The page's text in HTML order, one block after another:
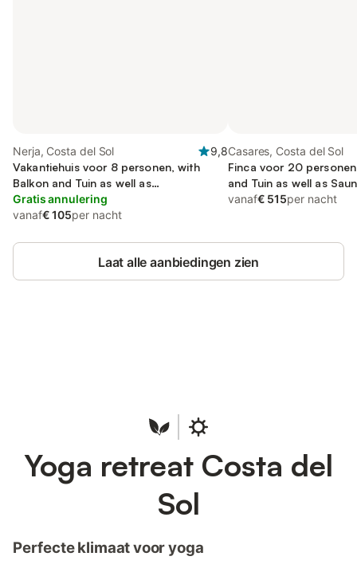
Nerja, Costa del Sol
9,8
Vakantiehuis voor 8 personen, with
Balkon and Tuin as well as
Kinderzwembad
Gratis annulering
vanaf€ 105per nacht
Casares, Costa del Sol
Finca voor 20
and Tuin as well as
vanaf€ 515per nacht
Laat alle aanbiedingen zien
Yoga retreat Costa del
Sol
Perfecte klimaat voor yoga